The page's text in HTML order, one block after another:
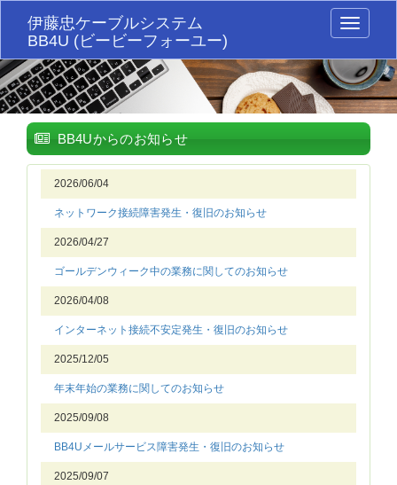
Toggle
伊藤忠ケーブルシステム
BB4U (ビービーフォーユー)
BB4Uからのお知らせ